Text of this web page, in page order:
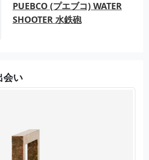
PUEBCO (プエブコ) WATER
SHOOTER 水鉄砲
会い